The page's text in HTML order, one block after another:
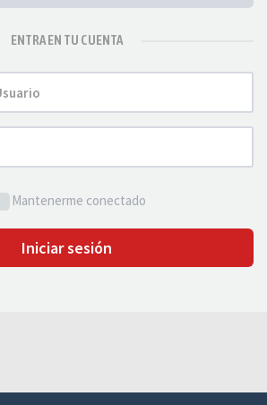
ENTRA EN TU CUENTA
Mantenerme conectado
Iniciar sesión